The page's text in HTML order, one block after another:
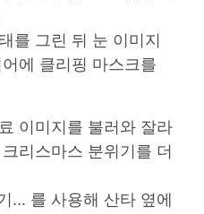
를 그린 뒤 눈 이미지
에 클리핑 마스크를
이미지를 불러와 잘라
리스마스 분위기를 더
... 를 사용해 산타 옆에